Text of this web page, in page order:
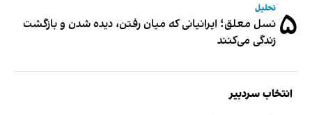
۵ تحلیل
نسل معلق؛ ایرانیانی که میان رفتن، دیده شدن و بازگشت
زندگی می‌کنند
انتخاب سردبیر